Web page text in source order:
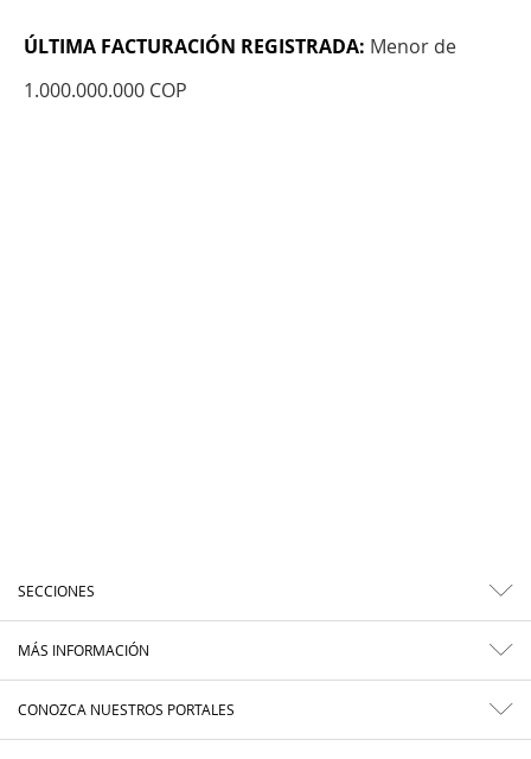
ÚLTIMA FACTURACIÓN REGISTRADA: Menor de
1.000.000.000 COP
SECCIONES
MÁS INFORMACIÓN
CONOZCA NUESTROS PORTALES